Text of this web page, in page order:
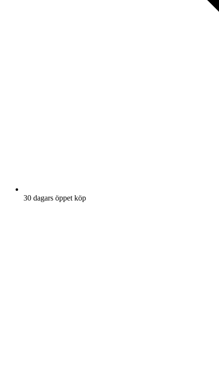
30 dagars öppet köp